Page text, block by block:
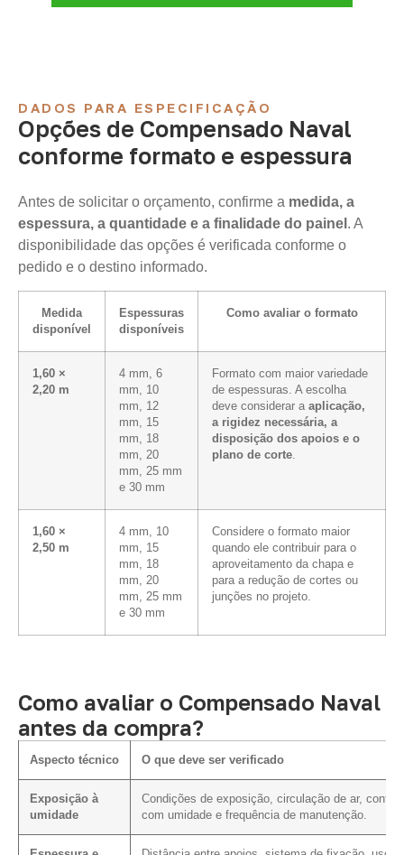
DADOS PARA ESPECIFICAÇÃO
Opções de Compensado Naval
conforme formato e espessura
Antes de solicitar o orçamento, confirme a medida, a
espessura, a quantidade e a finalidade do painel . A
disponibilidade das opções é verificada conforme o
pedido e o destino informado.
Medida
disponível
Espessuras
disponíveis
Como avaliar o formato
1,60 ×
2,20 m
4 mm, 6
mm, 10
mm, 12
mm, 15
mm, 18
mm, 20
mm, 25 mm
e 30 mm
Formato com maior variedade
de espessuras. A escolha
deve considerar a aplicação,
a rigidez necessária, a
disposição dos apoios e o
plano de corte.
1,60 ×
2,50 m
4 mm, 10
mm, 15
mm, 18
mm, 20
mm, 25 mm
e 30 mm
Considere o formato maior
quando ele contribuir para o
aproveitamento da chapa e
para a redução de cortes ou
junções no projeto.
Como avaliar o Compensado Naval
antes da compra?
Aspecto técnico O que deve ser verificado
Exposição à
umidade
Condições de exposição, circulação de ar, contato
com umidade e frequência de manutenção.